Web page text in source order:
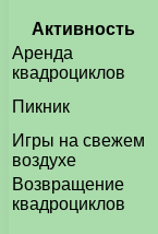
Активность
Аренда
квадроциклов
Пикник
Игры на свежем
воздухе
Возвращение
квадроциклов